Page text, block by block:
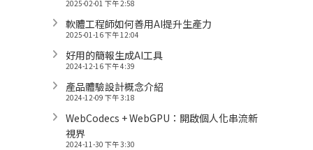
2025-02-01 下午 2:58
軟體工程師如何善用AI提升生產力
2025-01-16 下午 12:04
好用的簡報生成AI工具
2024-12-16 下午 4:39
產品體驗設計概念介紹
2024-12-09 下午 3:18
WebCodecs + WebGPU：開啟個人化串流新
視界
2024-11-30 下午 3:30